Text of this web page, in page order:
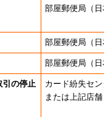
部屋郵便局 （
部屋郵便局 （
部屋郵便局 （
引の停止
カード紛失セ
または上記店舗